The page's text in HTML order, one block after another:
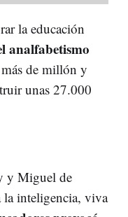
la educación
analfabetismo
de millón y
unas 27.000
y Miguel de
inteligencia, viva